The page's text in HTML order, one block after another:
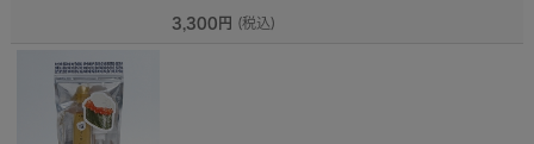
3,300円 (税込)